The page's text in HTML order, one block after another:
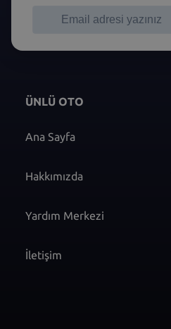
ÜNLÜ OTO
Ana Sayfa
Hakkımızda
Yardım Merkezi
İletişim